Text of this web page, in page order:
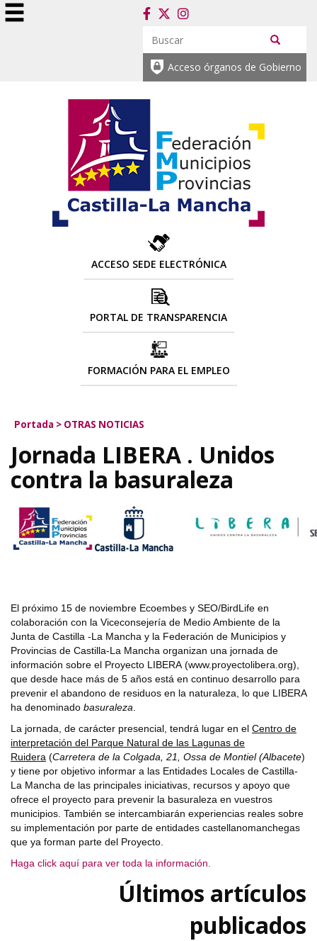
Acceso órganos de Gobierno
ACCESO SEDE ELECTRÓNICA
PORTAL DE TRANSPARENCIA
FORMACIÓN PARA EL EMPLEO
Portada > OTRAS NOTICIAS
Jornada LIBERA . Unidos
contra la basuraleza
El próximo 15 de noviembre Ecoembes y SEO/BirdLife en
colaboración con la Viceconsejería de Medio Ambiente de la
Junta de Castilla -La Mancha y la Federación de Municipios y
Provincias de Castilla-La Mancha organizan una jornada de
información sobre el Proyecto LIBERA (www.proyectolibera.org),
que desde hace más de 5 años está en continuo desarrollo para
prevenir el abandono de residuos en la naturaleza, lo que LIBERA
ha denominado basuraleza
La jornada, de carácter presencial, tendrá lugar en el Centro de
interpretación del Parque Natural de las Lagunas de
Ruidera (Carretera de la Colgada, 21, Ossa de Montiel (Albacete)
y tiene por objetivo informar a las Entidades Locales de Castilla-
La Mancha de las principales iniciativas, recursos y apoyo que
ofrece el proyecto para prevenir la basuraleza en vuestros
municipios. También se intercambiarán experiencias reales sobre
su implementación por parte de entidades castellanomanchegas
que ya forman parte del Proyecto.
Haga click aquí para ver toda la información.
Últimos artículos
publicados